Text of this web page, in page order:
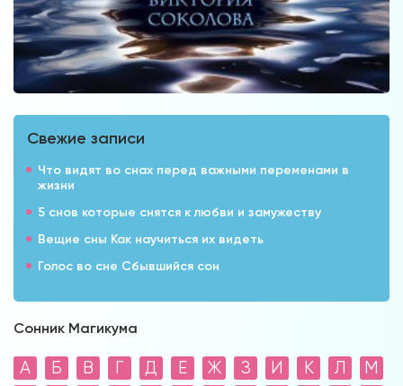
Свежие записи
Что видят во снах перед важными переменами в
жизни
5 снов которые снятся к любви и замужеству
Вещие сны Как научиться их видеть
Голос во сне Сбывшийся сон
Сонник Магикума
А Б В Г Д Е Ж З И К Л
М